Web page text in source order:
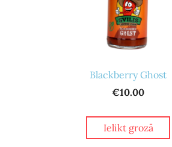
Blackberry Ghost
€10.00
Ielikt grozā